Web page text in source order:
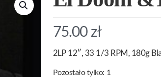
75.00 zł
2LP 12″, 33 1/3 RPM, 180g
Pozostało tylko: 1